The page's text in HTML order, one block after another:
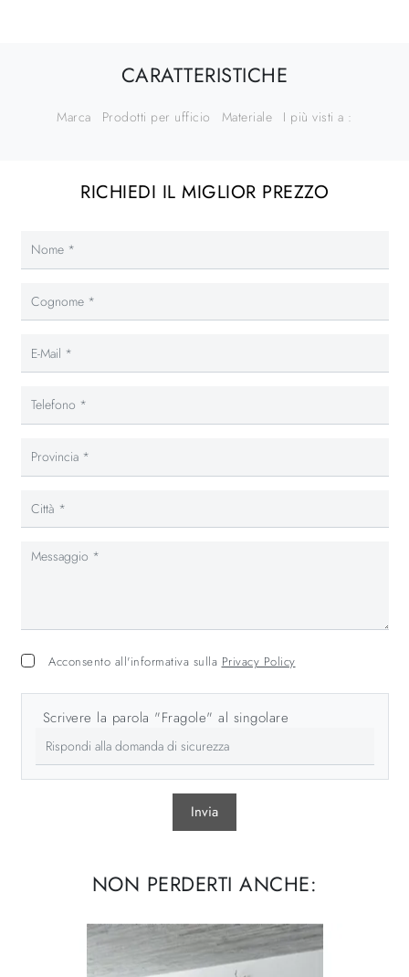
CARATTERISTICHE
Marca Prodotti per ufficio Materiale I più visti a :
RICHIEDI IL MIGLIOR PREZZO
Acconsento all'informativa sulla Privacy Policy
Scrivere la parola "Fragole" al singolare
Invia
NON PERDERTI ANCHE: